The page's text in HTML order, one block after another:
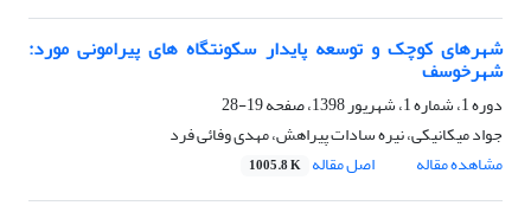
شهرهای کوچک و توسعه پایدار سکونتگاه های پیرامونی مورد:
شهرخوسف
دوره 1، شماره 1، شهریور 1398، صفحه
19-28
جواد میکانیکی، نیره سادات پیراهش، مهدی وفائی فرد
مشاهده مقاله
اصل مقاله 1005.8 K